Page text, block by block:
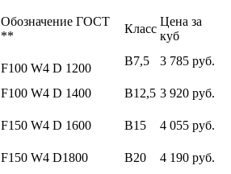
Обозначение ГОСТ
**
Класс
Цена за
куб
F100 W4 D 1200
В7,5
3 785 руб.
F100 W4 D 1400 В12,5 3 920 руб.
F150 W4 D 1600 В15
4 055 руб.
F150 W4 D1800 В20 4 190 руб.